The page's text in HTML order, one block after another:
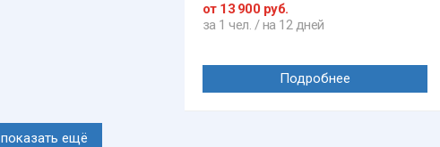
от 13 900 руб.
за 1 чел. / на 12 дней
Подробнее
показать ещё